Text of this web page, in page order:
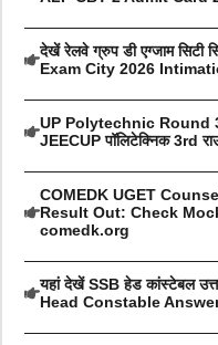
देखें रेलवे ग्रुप डी एग्जाम
Exam City 2026
UP Polytechnic Round
JEECUP पॉलिटेक्निक 3rd
COMEDK UGET
Result Out: Check
comedk.org
यहां देखें SSB हेड कांस्टेबल
Head Constable